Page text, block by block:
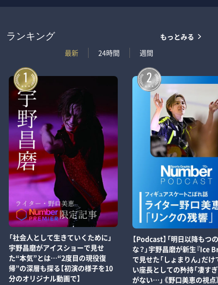
ランキング
最新
24時間 週間
もっとみる
1
「社会人として生きていくために」
宇野昌磨がアイスショーで見せ
た“本気”とは…“2度目の現役復
帰”の深層も探る【初演の様子を10
分のオリジナル動画で】
2
【Podcast】「明日以降もつ
な？」宇野昌磨が新生『Ice
で見せた「しょまりん」だ
い座長としての矜持「凄す
がない…」《野口美恵の視点